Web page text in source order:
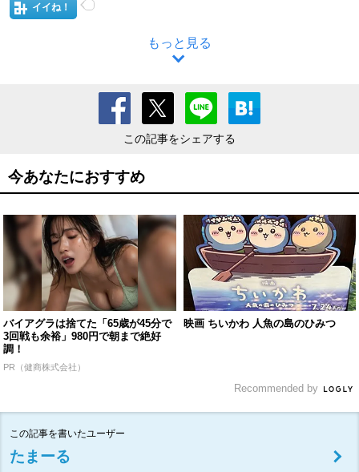
イイね！
もっと見る
この記事をシェアする
今あなたにおすすめ
バイアグラは捨てた「65歳が45分で
3回戦も余裕」980円で朝まで絶好
調！
PR（健商株式会社）
映画 ちいかわ 人魚の島のひみつ
Recommended by
この記事を書いたユーザー
たまーる